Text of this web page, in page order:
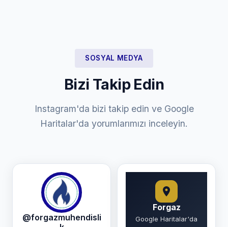
SOSYAL MEDYA
Bizi Takip Edin
Instagram'da bizi takip edin ve Google
Haritalar'da yorumlarımızı inceleyin.
@forgazmuhendisli
Forgaz
Google Haritalar'da